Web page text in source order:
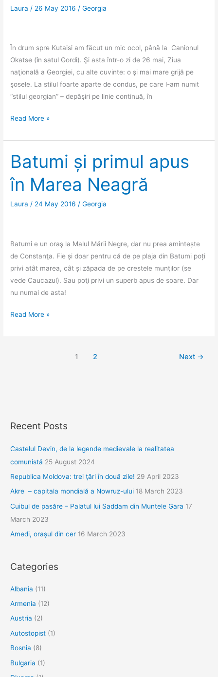
Laura / 26 May 2016 /Georgia
În drum spre Kutaisi am făcut un mic ocol, până la Canionul
Okatse (în satul Gordi). Şi asta într-o zi de 26 mai, Ziua
naţională a Georgiei, cu alte cuvinte: o şi mai mare grijă pe
şosele. La stilul foarte aparte de condus, pe care l-am numit
“stilul georgian” – depăşiri pe linie continuă, în
Canionul
şi
ospitalitatea
georgiană
Read More »
Batumi și primul apus
în Marea Neagră
Laura/ 24 May 2016/Georgia
Batumi e un oraş la Malul Mării Negre, dar nu prea amintește
de Constanţa. Fie și doar pentru că de pe plaja din Batumi poți
privi atât marea, cât și zăpada de pe crestele munților (se
vede Caucazul). Sau poţi privi un superb apus de soare. Dar
nu numai de asta!
Batumi
Read More »
1 2 Next →
Recent Posts
Castelul Devin, de la legende medievale la realitatea
comunistă 25 August 2024
Republica Moldova: trei ţări în două zile! 29 April 2023
Akre – capitala mondială a Nowruz-ului 18 March 2023
Cuibul de pasăre – Palatul lui Saddam din Muntele Gara 17
March 2023
Amedi, orașul din cer 16 March 2023
Categories
Albania (11)
Armenia (12)
Austria (2)
Autostopist (1)
Bosnia (8)
Bulgaria (1)